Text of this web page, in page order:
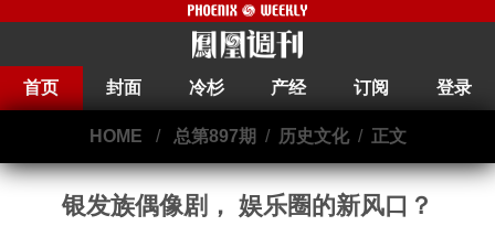
首页 封面 冷杉 产经 订阅 登录
HOME / 总第897期 / 历史文化/ 正文
银发族偶像剧， 娱乐圈的新风口？